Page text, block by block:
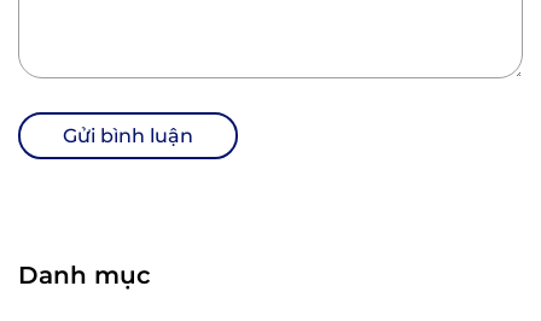
Danh mục